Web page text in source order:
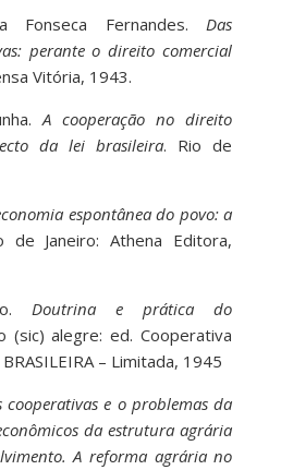
Fonseca Fernandes.Das
perante o direito comercial
Vitória, 1943.
A cooperação no direito
da lei brasileira. Rio de
espontânea do povo: a
de Janeiro: Athena Editora,
Doutrina e prática do
(sic) alegre: ed. Cooperativa
– Limitada, 1945
cooperativas e o problemas da
da estrutura agrária
A reforma agrária no